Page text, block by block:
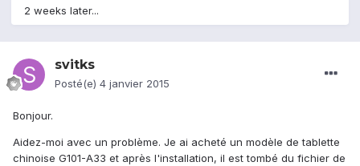
2 weeks later...
svitks
Posté(e) 4 janvier 2015
Bonjour.
Aidez-moi avec un problème. Je ai acheté un modèle de tablette
chinoise G101-A33 et après l'installation, il est tombé du fichier de